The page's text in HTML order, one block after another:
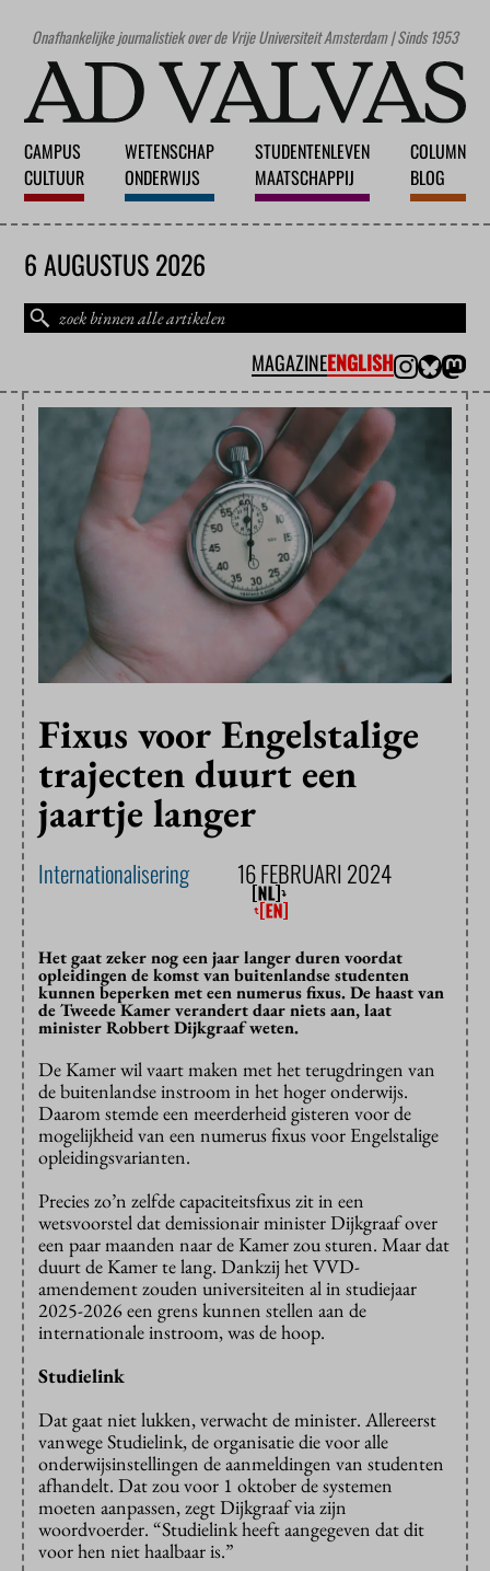
Onafhankelijke journalistiek over de Vrije Universiteit Amsterdam | Sinds 1953
CAMPUS
CULTUUR
WETENSCHAP
ONDERWIJS
STUDENTENLEVEN
MAATSCHAPPIJ
COLUMN
BLOG
6 AUGUSTUS 2026
MAGAZINEENGLISH
Fixus voor Engelstalige
trajecten duurt een
jaartje langer
Internationalisering 16 FEBRUARI 2024
Het gaat zeker nog een jaar langer duren voordat
opleidingen de komst van buitenlandse studenten
kunnen beperken met een numerus fixus. De haast van
de Tweede Kamer verandert daar niets aan, laat
minister Robbert Dijkgraaf weten.
De Kamer wil vaart maken met het terugdringen van
de buitenlandse instroom in het hoger onderwijs.
Daarom stemde een meerderheid gisteren voor de
mogelijkheid van een numerus fixus voor Engelstalige
opleidingsvarianten.
Precies zo’n zelfde capaciteitsfixus zit in een
wetsvoorstel dat demissionair minister Dijkgraaf over
een paar maanden naar de Kamer zou sturen. Maar dat
duurt de Kamer te lang. Dankzij het VVD-
amendement zouden universiteiten al in studiejaar
2025-2026 een grens kunnen stellen aan de
internationale instroom, was de hoop.
Studielink
Dat gaat niet lukken, verwacht de minister. Allereerst
vanwege Studielink, de organisatie die voor alle
onderwijsinstellingen de aanmeldingen van studenten
afhandelt. Dat zou voor 1 oktober de systemen
moeten aanpassen, zegt Dijkgraaf via zijn
woordvoerder. “Studielink heeft aangegeven dat dit
voor hen niet haalbaar is.”